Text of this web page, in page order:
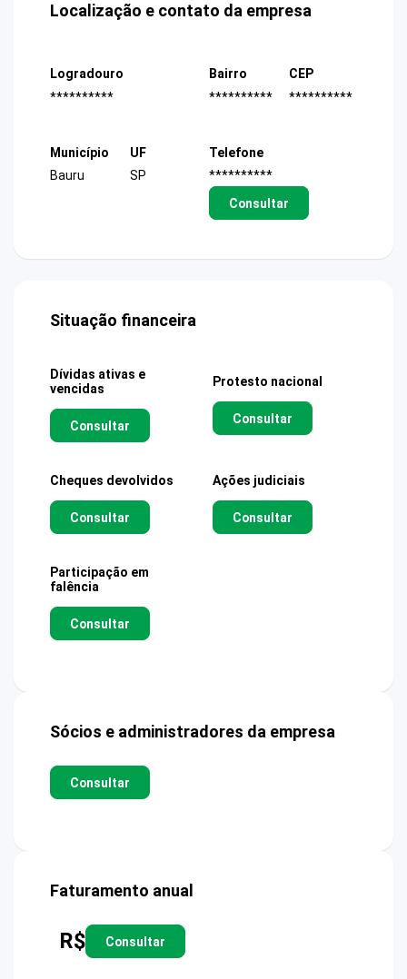
Localização e contato da empresa
Logradouro
**********
Bairro
**********
CEP
**********
Município
Bauru
UF
SP
Telefone
**********
Consultar
Situação financeira
Dívidas ativas e
vencidas
Consultar
Protesto nacional
Consultar
Cheques devolvidos
Consultar
Ações judiciais
Consultar
Participação em
falência
Consultar
Sócios e administradores da empresa
Consultar
Faturamento anual
R$ Consultar